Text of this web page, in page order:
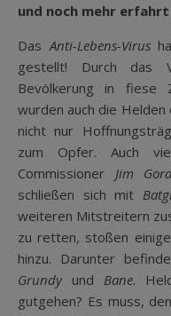
und noch mehr
DasAnti-Lebens-Virus
gestellt! Durch das
Bevölkerung in fiese
wurden auch die
nicht nur
zum Opfer. Auch
Commissioner Jim
schließen sich mit
weiteren Mitstreitern
zu retten, stoßen
hinzu. Darunter
GrundyundBane.
gutgehen? Es muss,